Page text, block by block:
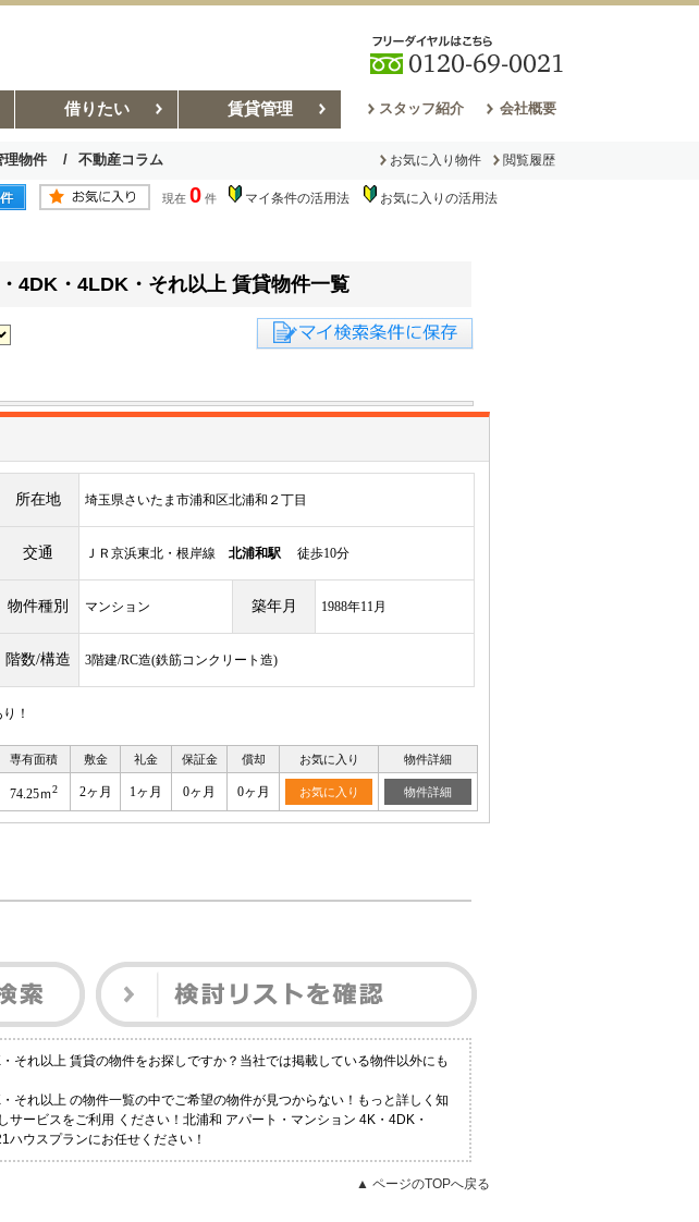
借りたい 賃貸管理 スタッフ紹介 会社概要
理物件 不動産コラム
賃貸管理コラム
お気に入り物件 閲覧履歴
現在 0 件 マイ条件の活用法 お気に入りの活用法
4DK・4LDK・それ以上 賃貸物件一覧
所在地 埼玉県さいたま市浦和区北浦和２丁目
交通 ＪＲ京浜東北・根岸線 北浦和駅 徒歩10分
物件種別 マンション 築年月 1988年11月
階数/構造 3階建/RC造(鉄筋コンクリート造)
！
専有面積 敷金 礼金 保証金 償却 お気に入り 物件詳細
74.25ｍ2 2ヶ月 1ヶ月 0ヶ月 0ヶ月 お気に入り 物件詳細
それ以上 賃貸の物件をお探しですか？当社では掲載している物件以外にも
それ以上 の物件一覧の中でご希望の物件が見つからない！もっと詳しく知
ービスをご利用 ください！北浦和 アパート・マンション 4K・4DK・
ウスプランにお任せください！
▲ ページのTOPへ戻る